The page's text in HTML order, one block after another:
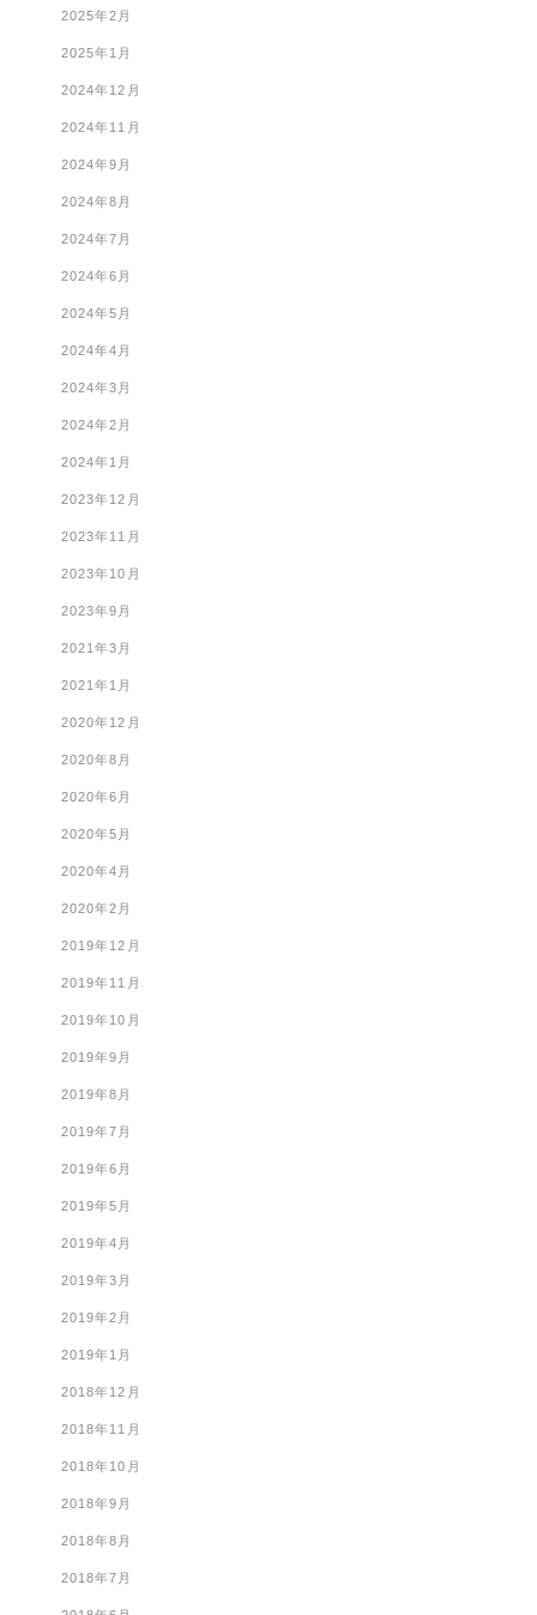
2025年2月
2025年1月
2024年12月
2024年11月
2024年9月
2024年8月
2024年7月
2024年6月
2024年5月
2024年4月
2024年3月
2024年2月
2024年1月
2023年12月
2023年11月
2023年10月
2023年9月
2021年3月
2021年1月
2020年12月
2020年8月
2020年6月
2020年5月
2020年4月
2020年2月
2019年12月
2019年11月
2019年10月
2019年9月
2019年8月
2019年7月
2019年6月
2019年5月
2019年4月
2019年3月
2019年2月
2019年1月
2018年12月
2018年11月
2018年10月
2018年9月
2018年8月
2018年7月